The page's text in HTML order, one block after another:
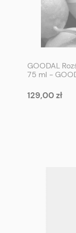
GOODAL
75 ml -
129,00 zł